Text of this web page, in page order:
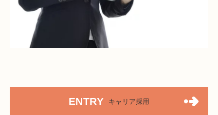
ENTRY キャリア採用